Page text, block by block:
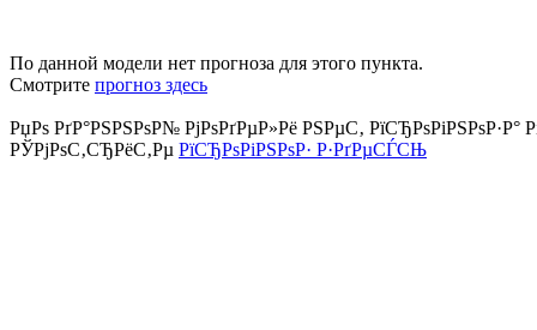
По данной модели нет прогноза для этого пункта.
Смотрите прогноз здесь
РџРѕ РґР°РЅРЅРѕР№ РјРѕРґРµР»Рё РЅРµС‚ РїСЂРѕРіРЅРѕР·Р°
РЎРјРѕС‚СЂРёС‚Рµ РїСЂРѕРіРЅРѕР· Р·РґРµСЃСЊ